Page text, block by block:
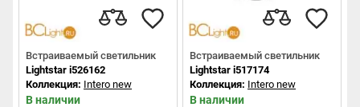
Встраиваемый светильник
Lightstar i526162
Коллекция: Intero new
В наличии
Встраиваемый светильник
Lightstar i517174
Коллекция: Intero new
В наличии